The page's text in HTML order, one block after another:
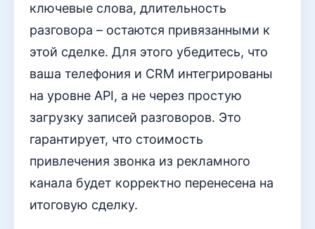
ключевые слова, длительность
разговора – остаются привязанными к
этой сделке. Для этого убедитесь, что
ваша телефония и CRM интегрированы
на уровне API, а не через простую
загрузку записей разговоров. Это
гарантирует, что стоимость
привлечения звонка из рекламного
канала будет корректно перенесена на
итоговую сделку.